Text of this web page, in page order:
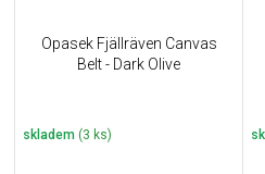
Opasek Fjällräven Canvas
Belt - Dark Olive
skladem (3 ks)